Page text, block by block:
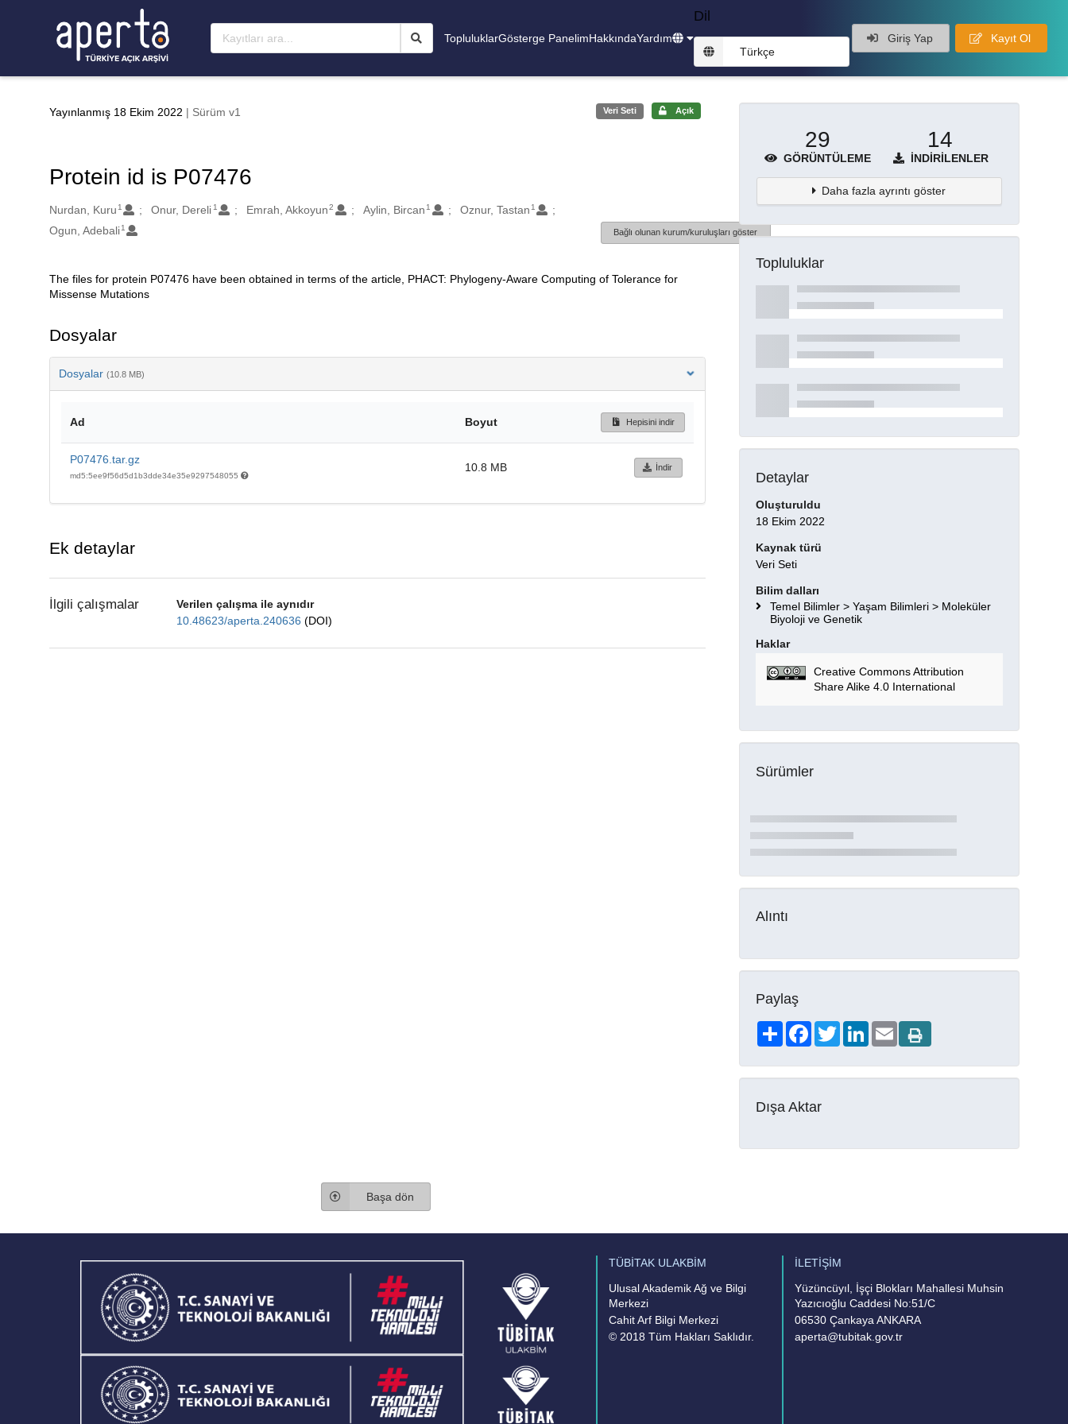
TopluluklarGösterge PanelimHakkındaYardım
Dil
Türkçe
Giriş Yap Kayıt Ol
Yayınlanmış 18 Ekim 2022 | Sürüm v1 Veri Seti Açık
Protein id is P07476
Oluşturanlar
Nurdan, Kuru 1 Onur, Dereli 1 Emrah, Akkoyun 2 Aylin, Bircan 1 Oznur, Tastan 1
Ogun, Adebali 1 Bağlı olunan kurum/kuruluşları göster
Açıklama
The files for protein P07476 have been obtained in terms of the article, PHACT: Phylogeny-Aware Computing of Tolerance for
Missense Mutations
Dosyalar
Dosyalar (10.8 MB)
Ad Boyut Hepisini indir
P07476.tar.gz
md5:5ee9f56d5d1b3dde34e35e9297548055
10.8 MB İndir
Ek detaylar
İlgili çalışmalar
Verilen çalışma ile aynıdır
10.48623/aperta.240636 (DOI)
29
GÖRÜNTÜLEME
14
İNDIRILENLER
Daha fazla ayrıntı göster
Topluluklar
Detaylar
Oluşturuldu
18 Ekim 2022
Kaynak türü
Veri Seti
Bilim dalları
Temel Bilimler > Yaşam Bilimleri > Moleküler
Biyoloji ve Genetik
Haklar
Creative Commons Attribution
Share Alike 4.0 International
Sürümler
Alıntı
Paylaş
ShareFacebookTwitterLinkedIn
Email
Dışa Aktar
Başa dön
TÜBİTAK ULAKBİM
Ulusal Akademik Ağ ve Bilgi
Merkezi
Cahit Arf Bilgi Merkezi
© 2018 Tüm Hakları Saklıdır.
İLETİŞİM
Yüzüncüyıl, İşçi Blokları Mahallesi Muhsin
Yazıcıoğlu Caddesi No:51/C
06530 Çankaya ANKARA
aperta@tubitak.gov.tr